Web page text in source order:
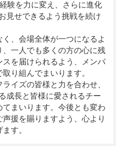
験を力に変え、さらに進化
見せできるよう挑戦を続け
く、会場全体が一つになるよ
、一人でも多くの方の心に残
スを届けられるよう、メンバ
り組んでまいります。
イズの皆様と力を合わせ、
成長と皆様に愛されるチー
てまいります。今後とも変わ
声援を賜りますよう、心より
す。